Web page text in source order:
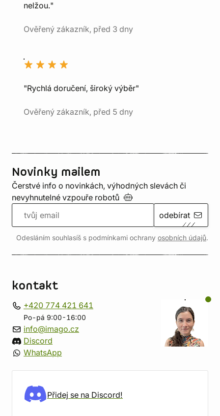
nelžou."
Ověřený zákazník, před 3 dny
"Rychlá doručení, široký výběr"
Ověřený zákazník, před 5 dny
Novinky mailem
Čerstvé info o novinkách, výhodných slevách či
nevyhnutelné vzpouře robotů
odebírat
Odesláním souhlasíš s podmínkami ochrany osobních údajů.
kontakt
+420 774 421 641
Po-pá 9:00-16:00
info@imago.cz
Discord
WhatsApp
Přidej se na Discord!